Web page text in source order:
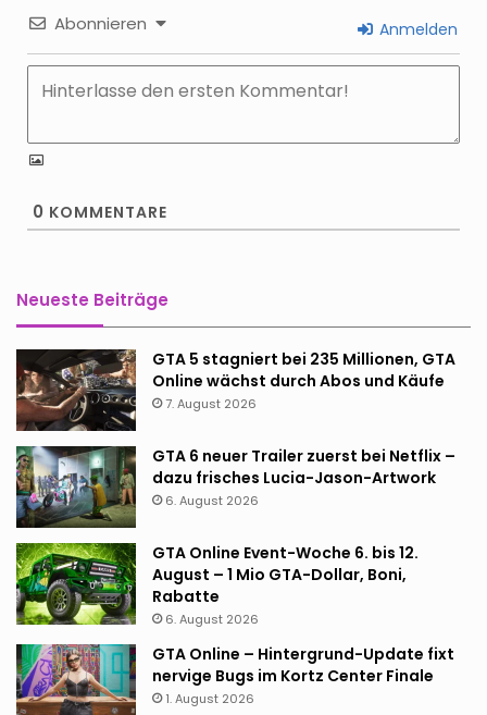
Abonnieren Anmelden
0 KOMMENTARE
Neueste Beiträge
GTA 5 stagniert bei 235 Millionen, GTA
Online wächst durch Abos und Käufe
7. August 2026
GTA 6 neuer Trailer zuerst bei Netflix –
dazu frisches Lucia-Jason-Artwork
6. August 2026
GTA Online Event-Woche 6. bis 12.
August – 1 Mio GTA-Dollar, Boni,
Rabatte
6. August 2026
GTA Online – Hintergrund-Update fixt
nervige Bugs im Kortz Center Finale
1. August 2026